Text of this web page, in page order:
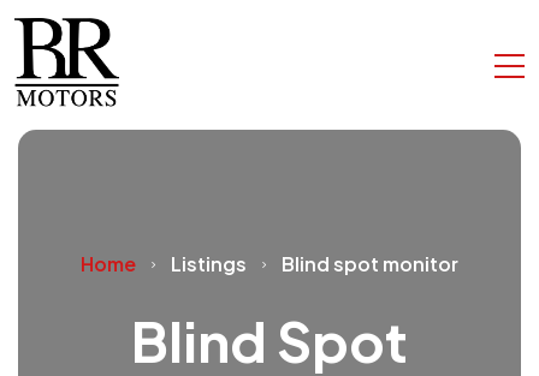
Home Listings Blind spot monitor
Blind Spot